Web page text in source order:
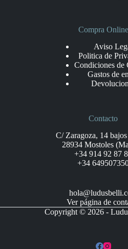
Compra Online
Aviso
Politica de
Condiciones de
Gastos de
Contacto
C/ Zaragoza, 14
28934 Mostoles
+34 914 92 87
+34
Ver página de
Copyright © 2026 -